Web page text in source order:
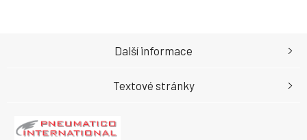
Další informace
Textové stránky